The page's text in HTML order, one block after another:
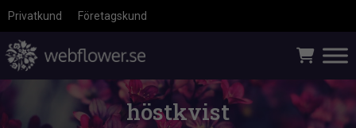
Privatkund Företagskund
höstkvist